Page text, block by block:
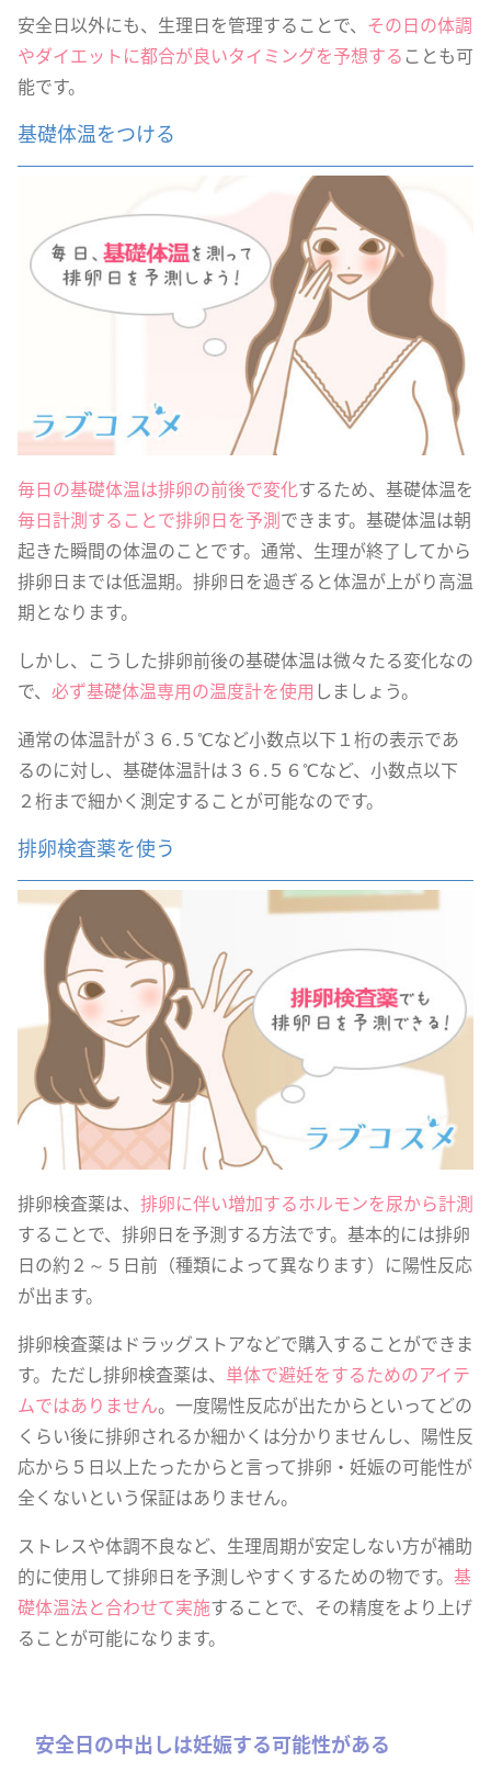
安全日以外にも、生理日を管理することで、 その日の体調
やダイエットに都合が良いタイミングを予想することも可
能です。
基礎体温をつける
毎日の基礎体温は排卵の前後で変化するため、基礎体温を
毎日計測することで排卵日を予測できます。基礎体温は朝
起きた瞬間の体温のことです。通常、生理が終了してから
排卵日までは低温期。排卵日を過ぎると体温が上がり高温
期となります。
しかし、こうした排卵前後の基礎体温は微々たる変化なの
で、 必ず基礎体温専用の温度計を使用 しましょう。
通常の体温計が３６.５℃など小数点以下１桁の表示であ
るのに対し、基礎体温計は３６.５６℃など、小数点以下
２桁まで細かく測定することが可能なのです。
排卵検査薬を使う
排卵検査薬は、 排卵に伴い増加するホルモンを尿から計測
することで、排卵日を予測する方法です。基本的には排卵
日の約２～５日前（種類によって異なります）に陽性反応
が出ます。
排卵検査薬はドラッグストアなどで購入することができま
す。ただし排卵検査薬は、 単体で避妊をするためのアイテ
ムではありません。一度陽性反応が出たからといってどの
くらい後に排卵されるか細かくは分かりませんし、陽性反
応から５日以上たったからと言って排卵・妊娠の可能性が
全くないという保証はありません。
ストレスや体調不良など、生理周期が安定しない方が補助
的に使用して排卵日を予測しやすくするための物です。 基
礎体温法と合わせて実施することで、その精度をより上げ
ることが可能になります。
安全日の中出しは妊娠する可能性がある